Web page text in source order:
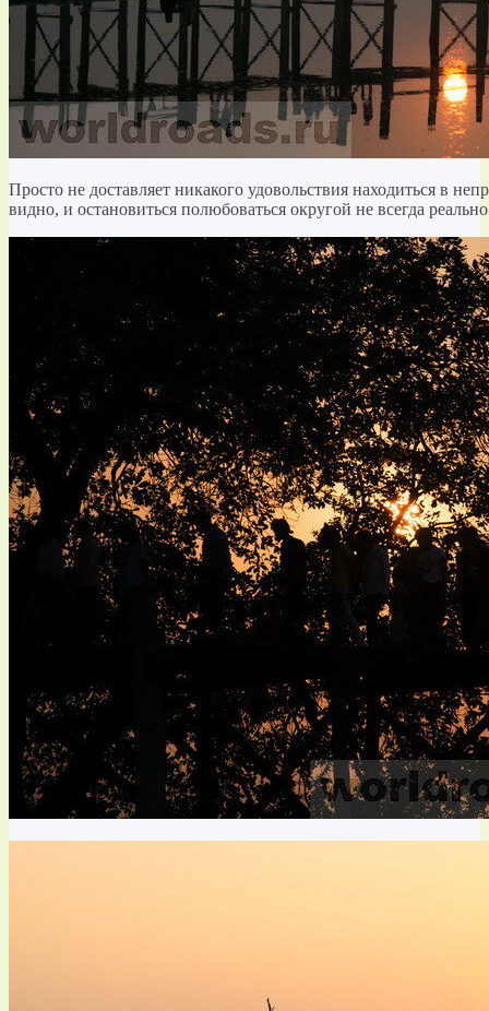
Просто не доставляет никакого удовольствия находиться в
видно, и остановиться полюбоваться округой не всегда